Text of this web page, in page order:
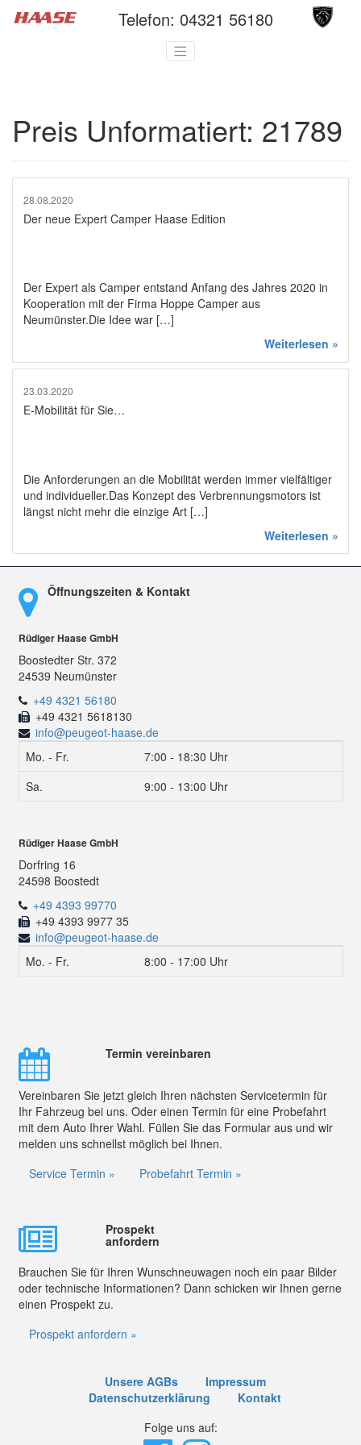
Telefon: 04321 56180
Preis Unformatiert: 21789
28.08.2020
Der neue Expert Camper Haase Edition
Der Expert als Camper entstand Anfang des Jahres 2020 in
Kooperation mit der Firma Hoppe Camper aus
Neumünster.Die Idee war […]
Weiterlesen »
23.03.2020
E-Mobilität für Sie…
Die Anforderungen an die Mobilität werden immer vielfältiger
und individueller.Das Konzept des Verbrennungsmotors ist
längst nicht mehr die einzige Art […]
Weiterlesen »
Öffnungszeiten & Kontakt
Rüdiger Haase GmbH
Boostedter Str. 372
24539 Neumünster
+49 4321 56180
+49 4321 5618130
info@peugeot-haase.de
Mo. - Fr.
7:00 - 18:30 Uhr
Sa.
9:00 - 13:00 Uhr
Rüdiger Haase GmbH
Dorfring 16
24598 Boostedt
+49 4393 99770
+49 4393 9977 35
info@peugeot-haase.de
Mo. - Fr.
8:00 - 17:00 Uhr
Termin vereinbaren
Vereinbaren Sie jetzt gleich Ihren nächsten Servicetermin für
Ihr Fahrzeug bei uns. Oder einen Termin für eine Probefahrt
mit dem Auto Ihrer Wahl. Füllen Sie das Formular aus und wir
melden uns schnellst möglich bei Ihnen.
Service Termin »
Probefahrt Termin »
Prospekt
anfordern
Brauchen Sie für Ihren Wunschneuwagen noch ein paar Bilder
oder technische Informationen? Dann schicken wir Ihnen gerne
einen Prospekt zu.
Prospekt anfordern »
Unsere AGBs
Impressum
Datenschutzerklärung
Kontakt
Folge uns auf: